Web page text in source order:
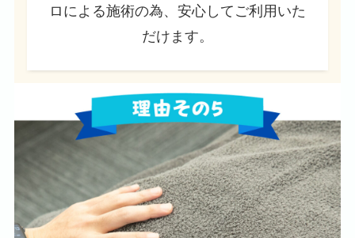
ロによる施術の為、安心してご利用いた
だけます。